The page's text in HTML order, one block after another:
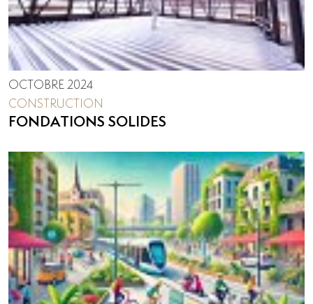
OCTOBRE 2024
CONSTRUCTION
FONDATIONS SOLIDES